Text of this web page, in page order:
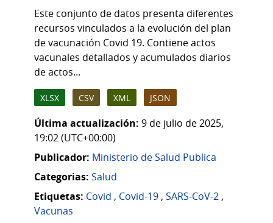
Este conjunto de datos presenta diferentes
recursos vinculados a la evolución del plan
de vacunación Covid 19. Contiene actos
vacunales detallados y acumulados diarios
de actos...
XLSX CSV XML JSON
Última actualización: 9 de julio de 2025,
19:02 (UTC+00:00)
Publicador: Ministerio de Salud Publica
Categorias: Salud
Etiquetas: Covid , Covid-19 , SARS-CoV-2 ,
Vacunas